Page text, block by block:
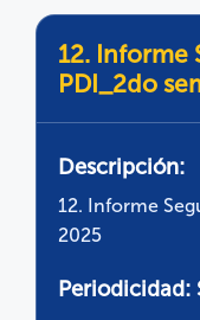
12. Informe
PDI_2do
Descripción:
12. Informe
2025
Periodicidad: